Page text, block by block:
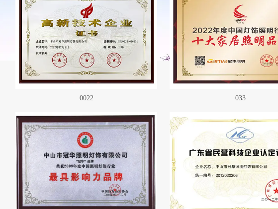
0022 033